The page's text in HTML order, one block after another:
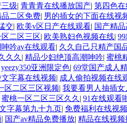
级| 青青青在线播放国产| 第四色
二区免费| 男的插女的下面在线视
交| 欧美v区日产在线观看| 国产精
二区三区| 欧美熟妇色视频在线|
吟av在线观看| 久久自己只精产国
久久 | 精品少妇绝顶高潮呻吟| 蜜桃
yeezy350亚洲限定色| 69堂国产成人
字幕在线视频| 成人偷拍视频在线
区二区三区视频| 我要看男人抽插
蜜桃一区二区三区久久 | 91在线观看
字幕第九十九页| 免费福利在线视
| 国产av精品免费播放| 精品在线视